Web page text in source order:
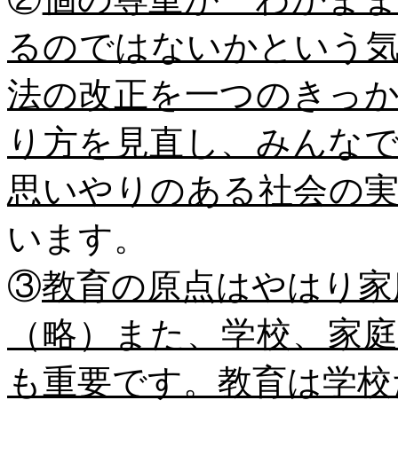
るのではないかという
法の改正を一つのきっ
り方を見直し、みんな
思いやりのある社会の
います。
③教育の原点はやはり
（略）また、学校、家
も重要です。教育は学